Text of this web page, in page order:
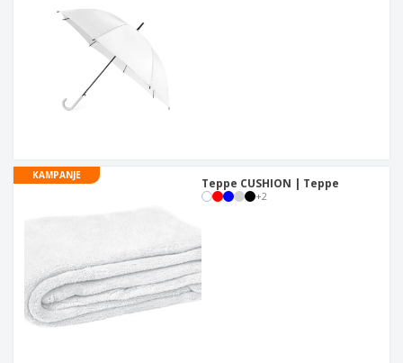
KAMPANJE
Teppe CUSHION | Teppe
+2